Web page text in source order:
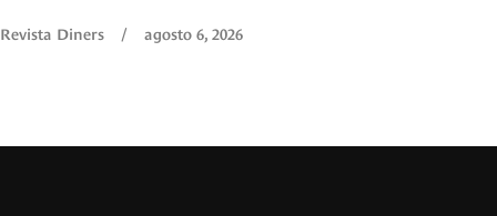
Revista Diners / agosto 6, 2026